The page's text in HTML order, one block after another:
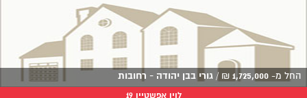
החל מ- 1,725,000
₪
/ גורי בבן יהודה - רחובות
לוין אפשטיין 19